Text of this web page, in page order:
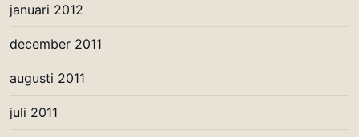
januari 2012
december 2011
augusti 2011
juli 2011